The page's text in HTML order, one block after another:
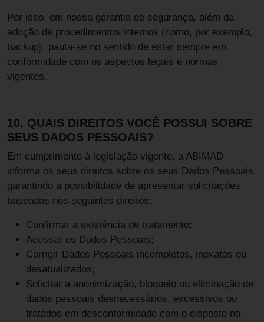
Por isso, em nossa garantia de segurança, além da
adoção de procedimentos internos (como, por exemplo,
backup), pauta-se no sentido de estar sempre em
conformidade com os aspectos legais e normas
vigentes.
10. QUAIS DIREITOS VOCÊ POSSUI SOBRE
SEUS DADOS PESSOAIS?
Em cumprimento à legislação vigente, a ABIMAD
informa os seus direitos sobre os seus Dados Pessoais,
garantindo a possibilidade de apresentar solicitações
baseadas nos seguintes direitos:
Confirmar a existência de tratamento;
Acessar os Dados Pessoais;
Corrigir Dados Pessoais incompletos, inexatos ou
desatualizados;
Solicitar a anonimização, bloqueio ou eliminação de
dados pessoais desnecessários, excessivos ou
tratados em desconformidade com o disposto na